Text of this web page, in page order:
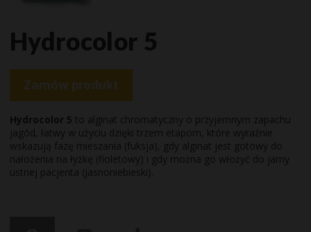
Hydrocolor 5
Zamów produkt
Hydrocolor 5 to alginat chromatyczny o przyjemnym zapachu
jagód, łatwy w użyciu dzięki trzem etapom, które wyraźnie
wskazują fazę mieszania (fuksja), gdy alginat jest gotowy do
nałożenia na łyżkę (fioletowy) i gdy można go włożyć do jamy
ustnej pacjenta (jasnoniebieski).